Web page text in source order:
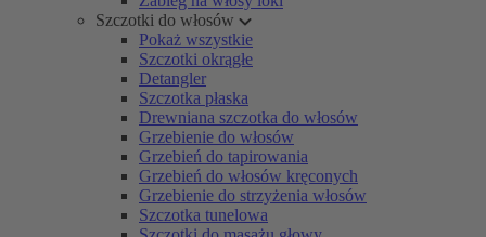
Szczotki do włosów
Pokaż wszystkie
Szczotki okrągłe
Detangler
Szczotka płaska
Drewniana szczotka do włosów
Grzebienie do włosów
Grzebień do tapirowania
Grzebień do włosów kręconych
Grzebienie do strzyżenia włosów
Szczotka tunelowa